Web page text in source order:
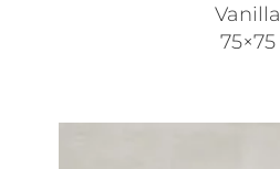
Vanilla
75×75